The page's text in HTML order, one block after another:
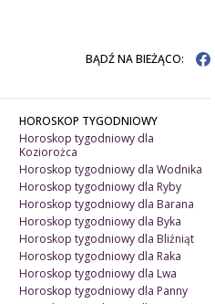
BĄDŹ NA BIEŻĄCO:
HOROSKOP TYGODNIOWY
Horoskop tygodniowy dla
Koziorożca
Horoskop tygodniowy dla Wodnika
Horoskop tygodniowy dla Ryby
Horoskop tygodniowy dla Barana
Horoskop tygodniowy dla Byka
Horoskop tygodniowy dla Bliźniąt
Horoskop tygodniowy dla Raka
Horoskop tygodniowy dla Lwa
Horoskop tygodniowy dla Panny